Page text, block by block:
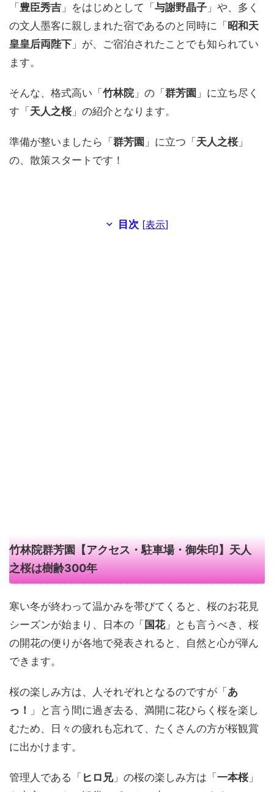
「 豊臣秀吉 」をはじめとして「 与謝野晶子 」や、多く
の文人墨客に親しまれた宿であるのと同時に「 昭和天
皇皇后両陛下 」が、ご宿泊されたことでも知られてい
ます。
そんな、格式高い「 竹林院」の「 群芳園 」に立ち尽く
す「 天人之桜」の紹介となります。
準備が整いましたら「 群芳園 」に立つ「 天人之桜」
の、散策スタートです！
目次 [表示]
竹林院群芳園【アクセス・駐車場・御朱印】天人
之桜は樹齢300年
寒い冬が終わって温かみを帯びてくると、桜のお花見
シーズンが始まり、日本の「 国花」とも言うべき、桜
の開花の便りが各地で発表されると、自然と心が弾ん
できます。
桜の楽しみ方は、人それぞれとなるのですが「 あ
っ！
」と言う間に過ぎ去る、満開に花ひらく桜を楽し
むため、日々の疲れも忘れて、たくさんの方が桜観賞
に出かけます。
管理人である「 ヒロ兄」の桜の楽しみ方は「 一本桜」